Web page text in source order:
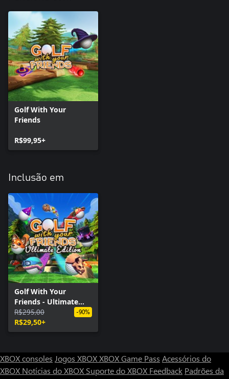
Golf With Your
Friends
R$99,95+
Inclusão em
Golf With Your
Friends - Ultimate
Edition
R$295,00
R$29,50+
-90%
XBOX consoles Jogos XBOXXBOX Game Pass Acessórios do
XBOX Notícias do XBOX Suporte do XBOX Feedback Padrões da